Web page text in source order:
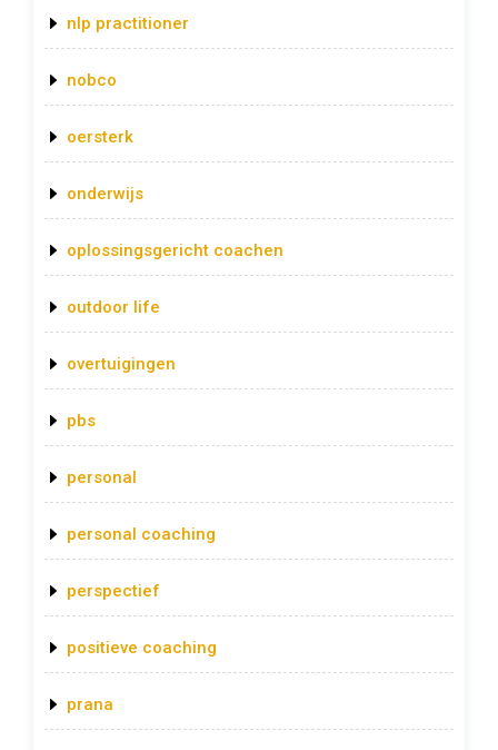
nlp practitioner
nobco
oersterk
onderwijs
oplossingsgericht coachen
outdoor life
overtuigingen
pbs
personal
personal coaching
perspectief
positieve coaching
prana